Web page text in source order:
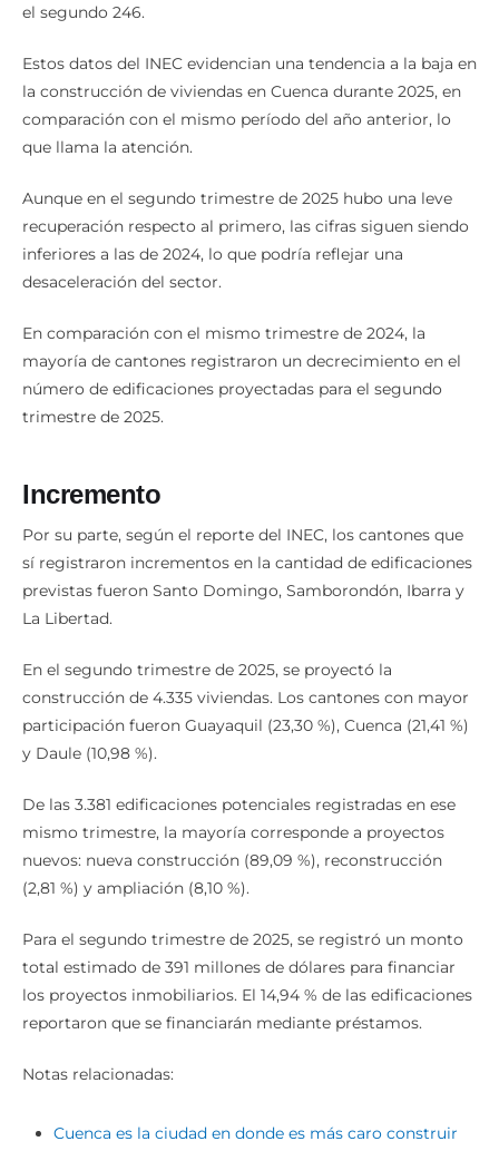
el segundo 246.
Estos datos del INEC evidencian una tendencia a la baja en
la construcción de viviendas en Cuenca durante 2025, en
comparación con el mismo período del año anterior, lo
que llama la atención.
Aunque en el segundo trimestre de 2025 hubo una leve
recuperación respecto al primero, las cifras siguen siendo
inferiores a las de 2024, lo que podría reflejar una
desaceleración del sector.
En comparación con el mismo trimestre de 2024, la
mayoría de cantones registraron un decrecimiento en el
número de edificaciones proyectadas para el segundo
trimestre de 2025.
Incremento
Por su parte, según el reporte del INEC, los cantones que
sí registraron incrementos en la cantidad de edificaciones
previstas fueron Santo Domingo, Samborondón, Ibarra y
La Libertad.
En el segundo trimestre de 2025, se proyectó la
construcción de 4.335 viviendas. Los cantones con mayor
participación fueron Guayaquil (23,30 %), Cuenca (21,41 %)
y Daule (10,98 %).
De las 3.381 edificaciones potenciales registradas en ese
mismo trimestre, la mayoría corresponde a proyectos
nuevos: nueva construcción (89,09 %), reconstrucción
(2,81 %) y ampliación (8,10 %).
Para el segundo trimestre de 2025, se registró un monto
total estimado de 391 millones de dólares para financiar
los proyectos inmobiliarios. El 14,94 % de las edificaciones
reportaron que se financiarán mediante préstamos.
Notas relacionadas:
Cuenca es la ciudad en donde es más caro construir